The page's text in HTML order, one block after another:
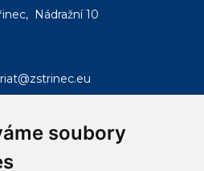
soubory
Nádražní 10
773 746 958